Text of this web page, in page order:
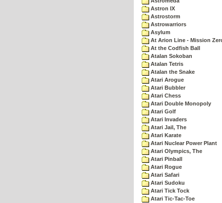
Astron IX
Astrostorm
Astrowarriors
Asylum
At Arion Line - Mission
At the Codfish Ball
Atalan Sokoban
Atalan Tetris
Atalan the Snake
Atari Arogue
Atari Bubbler
Atari Chess
Atari Double Monopoly
Atari Golf
Atari Invaders
Atari Jail, The
Atari Karate
Atari Nuclear Power Plant
Atari Olympics, The
Atari Pinball
Atari Rogue
Atari Safari
Atari Sudoku
Atari Tick Tock
Atari Tic-Tac-Toe